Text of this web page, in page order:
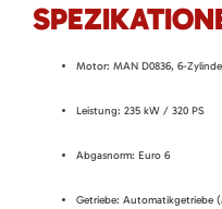
Motor: MAN D0836, 6-
Leistung: 235 kW / 320 PS
Abgasnorm: Euro 6
Getriebe: Automatikgetriebe